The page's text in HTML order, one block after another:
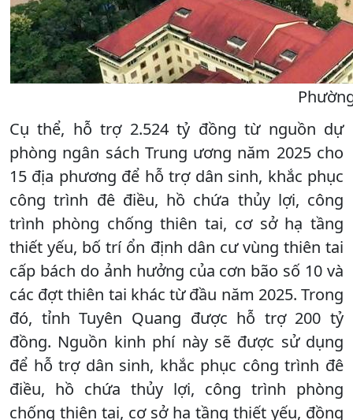
Cụ thể, hỗ trợ 2.524 tỷ đồng từ nguồn dự
phòng ngân sách Trung ương năm 2025 cho
15 địa phương để hỗ trợ dân sinh, khắc phục
công trình đê điều, hồ chứa thủy lợi, công
trình phòng chống thiên tai, cơ sở hạ tầng
thiết yếu, bố trí ổn định dân cư vùng thiên tai
cấp bách do ảnh hưởng của cơn bão số 10 và
các đợt thiên tai khác từ đầu năm 2025. Trong
đó, tỉnh Tuyên Quang được hỗ trợ 200 tỷ
đồng. Nguồn kinh phí này sẽ được sử dụng
để hỗ trợ dân sinh, khắc phục công trình đê
điều, hồ chứa thủy lợi, công trình phòng
chống thiên tai, cơ sở hạ tầng thiết yếu, đồng